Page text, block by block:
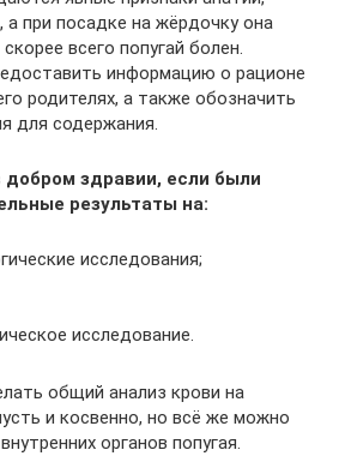
а при посадке на жёрдочку она
всего попугай болен.
информацию о рационе
родителях, а также обозначить
для содержания.
добром здравии, если были
результаты на:
исследования;
исследование.
общий анализ крови на
и косвенно, но всё же можно
органов попугая.